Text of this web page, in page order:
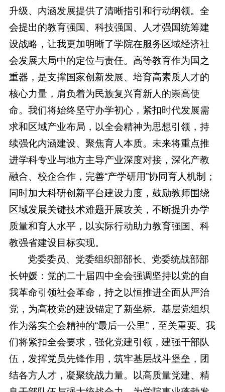
升级、内涵发展提供了清晰指引和行动纲领。全
会提出的教育强国、科技强国、人才强国统筹建
设战略，让我更加明晰了学院在服务区域经济社
会发展大局中的定位与责任。高等教育作为国之
重器，是支撑国家创新发展、培育高素质人才的
核心力量，肩负着为民族复兴育新人的崇高使
命。我们将始终坚守办学初心，紧扣时代发展需
求和区域产业布局，以全会精神为思想引领，持
续强化内涵建设、聚焦育人本质。未来将重点推
进学科专业与地方主导产业深度对接，深化产教
融合、校企合作，完善“产学研用”协同育人机制；
同时加大科研创新平台建设力度，鼓励教师围绕
区域发展关键技术难题开展攻关，不断提升办学
质量和育人水平，以实际行动助力教育强国、科
教强省建设目标实现。
党委委员、党委组织部部长、党委统战部部
长钟媛：党的二十届四中全会强调坚持以党的自
我革命引领社会革命，持之以恒推进全面从严治
党，为高校党的建设锚定了新坐标。基层党组织
作为落实全会精神的“最后一公里”，至关重要。我
们将紧扣全会要求，强化党建引领，建强干部队
伍，发挥党员先锋作用，筑牢基层战斗堡垒，团
结各方人才，凝聚统战力量。以高质量党建、精